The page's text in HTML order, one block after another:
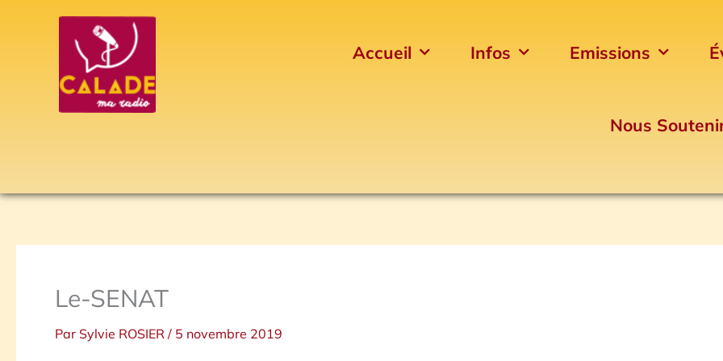
Accueil Infos Emissions
Nous
Le-SENAT
Par Sylvie ROSIER / 5 novembre 2019